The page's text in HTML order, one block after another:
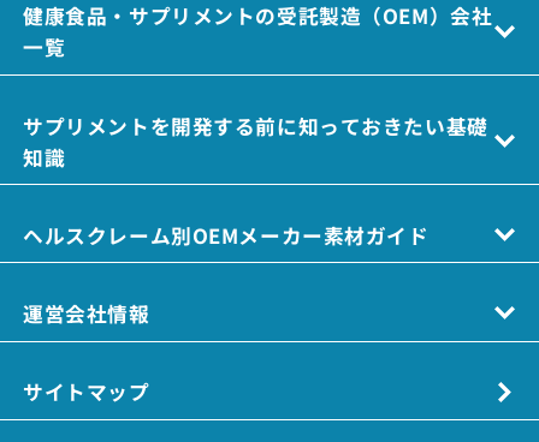
健康食品・サプリメントの受託製造（OEM）会社
一覧
サプリメントを開発する前に知っておきたい基礎
知識
ヘルスクレーム別OEMメーカー素材ガイド
運営会社情報
サイトマップ